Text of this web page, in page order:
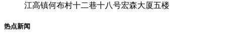
江高镇何布村十二巷十八号宏森大厦五楼
热点新闻